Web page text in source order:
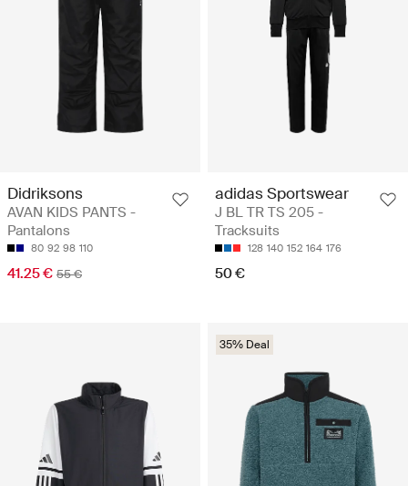
Didriksons
AVAN KIDS PANTS -
Pantalons
80 92 98 110
41.25 € 55 €
adidas Sportswear
J BL TR TS 205 -
Tracksuits
128 140 152 164 176
50 €
35% Deal